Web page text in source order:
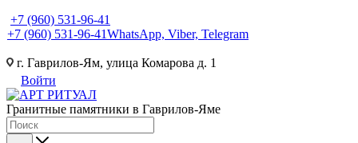
+7 (960) 531-96-41
+7 (960) 531-96-41WhatsApp, Viber, Telegram
г. Гаврилов-Ям, улица Комарова д. 1
Войти
Гранитные памятники в Гаврилов-Яме